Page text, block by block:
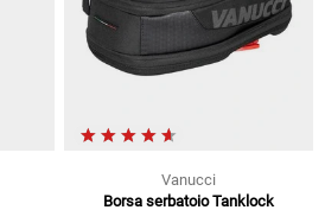
Vanucci
Borsa serbatoio Tanklock